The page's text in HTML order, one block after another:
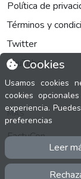
Cookies
Usamos cookies
cookies
experiencia.
preferencias
Leer
Política de
Términos y
Twitter
YouTube
MÁS
FactuCon
Normativa de
Programa de